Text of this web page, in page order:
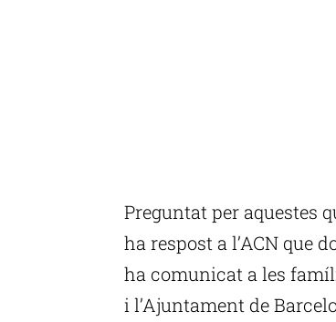
Preguntat per aquestes
ha respost a l’ACN que
ha comunicat a les
i l’Ajuntament de